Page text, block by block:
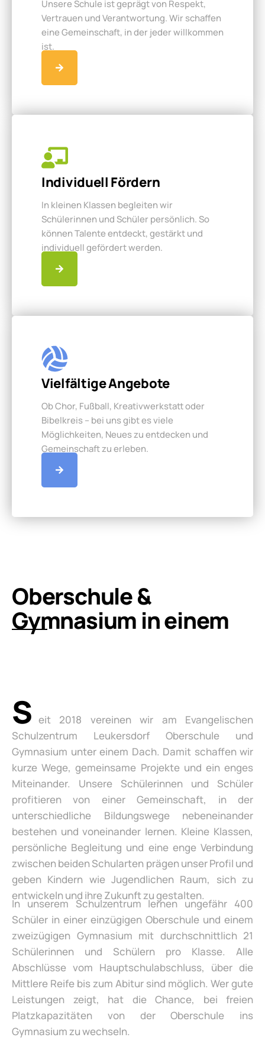
Unsere Schule ist geprägt von Respekt,
Vertrauen und Verantwortung. Wir schaffen
eine Gemeinschaft, in der jeder willkommen
ist.
Individuell Fördern
In kleinen Klassen begleiten wir
Schülerinnen und Schüler persönlich. So
können Talente entdeckt, gestärkt und
individuell gefördert werden.
Vielfältige Angebote
Ob Chor, Fußball, Kreativwerkstatt oder
Bibelkreis – bei uns gibt es viele
Möglichkeiten, Neues zu entdecken und
Gemeinschaft zu erleben.
Oberschule &
Gymnasium in einem
S eit 2018 vereinen wir am Evangelischen
Schulzentrum Leukersdorf Oberschule und
Gymnasium unter einem Dach. Damit schaffen wir
kurze Wege, gemeinsame Projekte und ein enges
Miteinander. Unsere Schülerinnen und Schüler
profitieren von einer Gemeinschaft, in der
unterschiedliche Bildungswege nebeneinander
bestehen und voneinander lernen. Kleine Klassen,
persönliche Begleitung und eine enge Verbindung
zwischen beiden Schularten prägen unser Profil und
geben Kindern wie Jugendlichen Raum, sich zu
entwickeln und ihre Zukunft zu gestalten.
In unserem Schulzentrum lernen ungefähr 400
Schüler in einer einzügigen Oberschule und einem
zweizügigen Gymnasium mit durchschnittlich 21
Schülerinnen und Schülern pro Klasse. Alle
Abschlüsse vom Hauptschulabschluss, über die
Mittlere Reife bis zum Abitur sind möglich. Wer gute
Leistungen zeigt, hat die Chance, bei freien
Platzkapazitäten von der Oberschule ins
Gymnasium zu wechseln.